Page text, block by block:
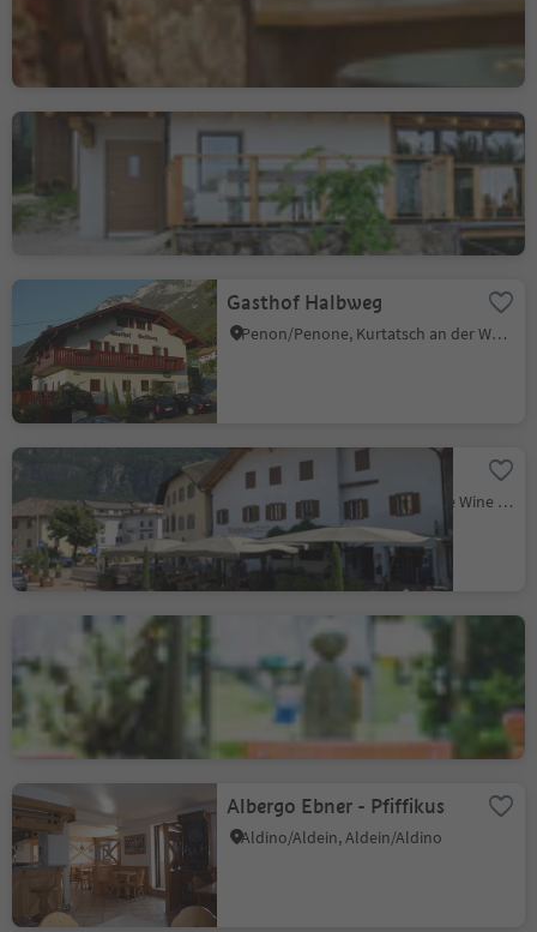
Mountain Inn Dorfner
Casignano/Gschnon, Montan/Montagna, Alto Adige Wine Road
Poziom zrównoważenia 2
Gasthof Halbweg
Penon/Penone, Kurtatsch an der Weinstraße/Cortaccia sulla Strada del Vino, Alto Adige Wine Road
Restaurant Waldthaler
Ora/Auer, Auer/Ora, Alto Adige Wine Road
Grill Unterland
Salorno/Salurn, Alto Adige Wine Road
Albergo Ebner - Pfiffikus
Aldino/Aldein, Aldein/Aldino